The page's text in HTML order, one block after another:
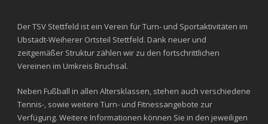
Der TSV Stettfeld ist ein Verein für Turn- und Sportaktivitäten im
Ubstadt-Weiherer Ortsteil Stettfeld. Dank neuer und
zeitgemäßer Struktur zählen wir zu den fortschrittlichen
Vereinen im Umkreis Bruchsal.
Neben Fußball in allen Altersklassen, stehen auch verschiedene
Tennis-, sowie weitere Turn- und Fitnessangebote zur
Verfügung. Weitere Informationen können Sie in den jeweiligen